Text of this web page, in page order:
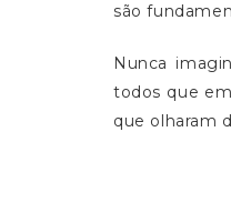
são
Nunca
todos que
que olharam